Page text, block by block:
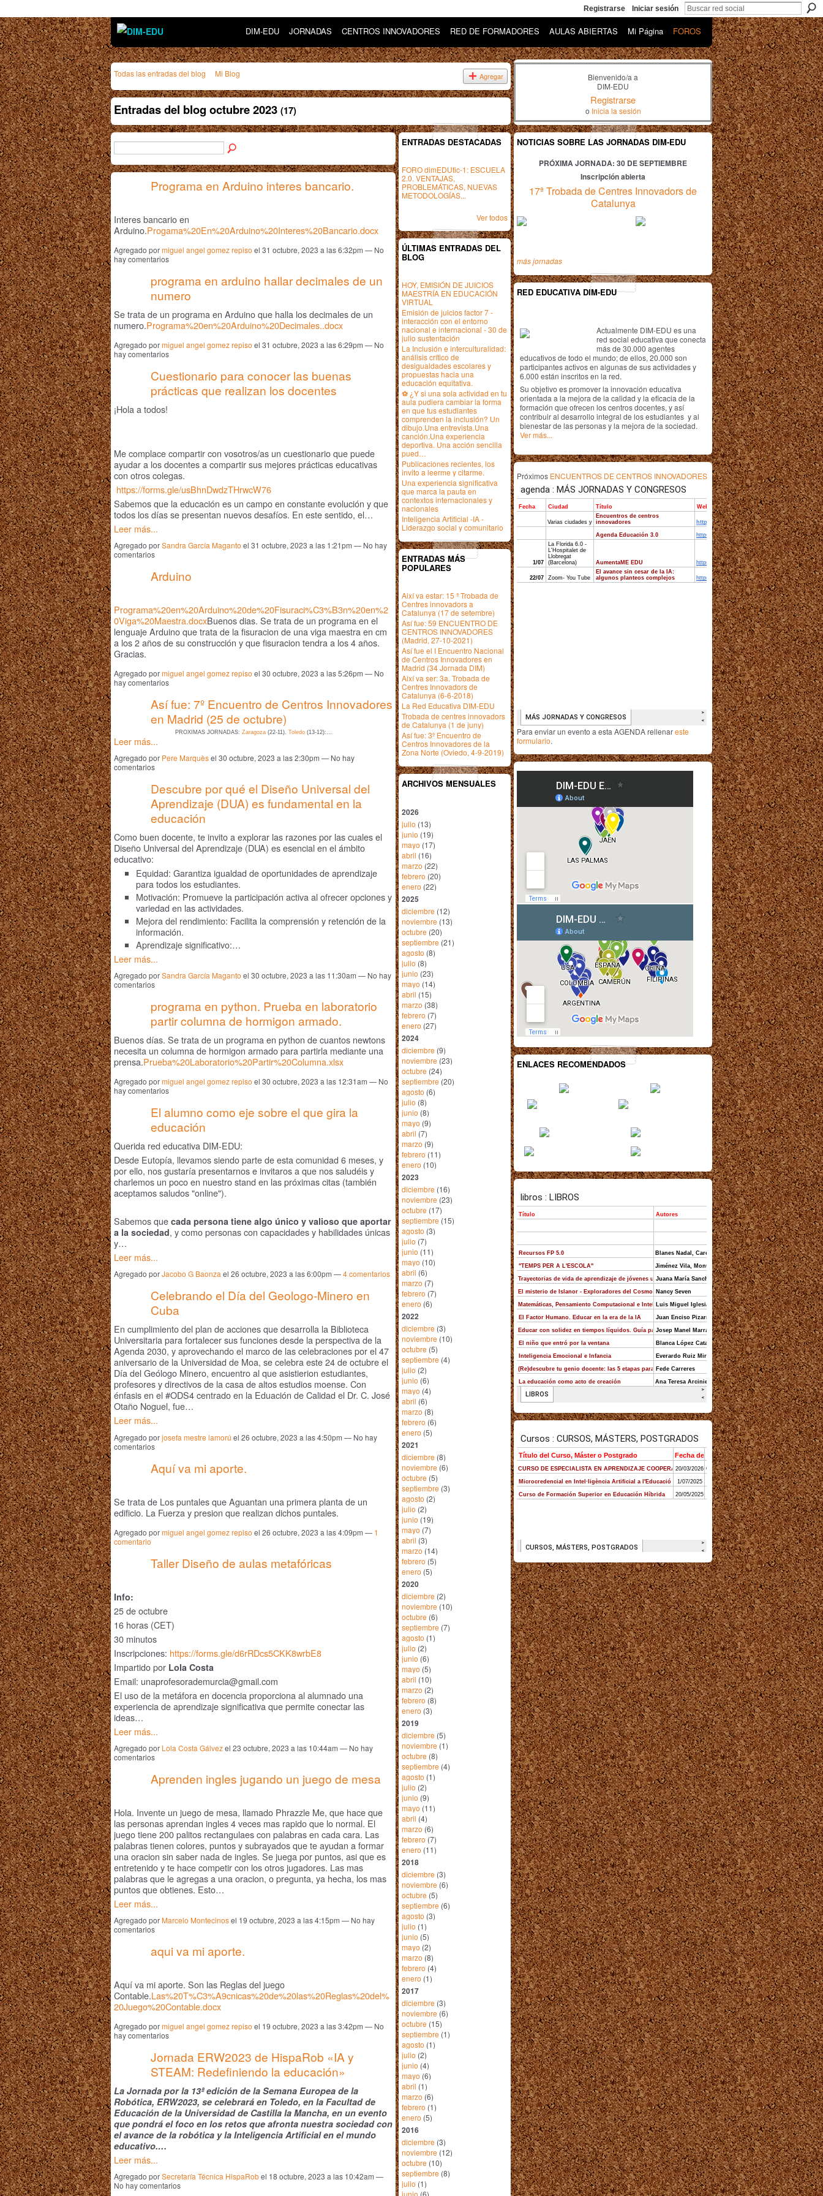
Registrarse Iniciar sesión
DIM-EDU JORNADAS CENTROS INNOVADORES RED DE FORMADORES AULAS ABIERTAS Mi Página FOROS
Todas las entradas del blog Mi Blog Agregar
Entradas del blog octubre 2023 (17)
Programa en Arduino interes bancario.
Interes bancario en
Arduino.Progama%20En%20Arduino%20Interes%20Bancario.docx
Agregado pormiguel angel gomez repiso el 31 octubre, 2023 a las 6:32pm — No
hay comentarios
programa en arduino hallar decimales de un
numero
Se trata de un programa en Arduino que halla los decimales de un
numero.Programa%20en%20Arduino%20Decimales..docx
Agregado pormiguel angel gomez repiso el 31 octubre, 2023 a las 6:29pm — No
hay comentarios
Cuestionario para conocer las buenas
prácticas que realizan los docentes
¡Hola a todos!
Me complace compartir con vosotros/as un cuestionario que puede
ayudar a los docentes a compartir sus mejores prácticas educativas
con otros colegas.
https://forms.gle/usBhnDwdzTHrwcW76
Sabemos que la educación es un campo en constante evolución y que
todos los días se presentan nuevos desafíos. En este sentido, el…
Leer más...
Agregado porSandra García Maganto el 31 octubre, 2023 a las 1:21pm — No hay
comentarios
Arduino
Programa%20en%20Arduino%20de%20Fisuraci%C3%B3n%20en%2
0Viga%20Maestra.docxBuenos dias. Se trata de un programa en el
lenguaje Arduino que trata de la fisuracion de una viga maestra en cm
a los 2 años de su construcción y que fisuracion tendra a los 4 años.
Gracias.
Agregado pormiguel angel gomez repiso el 30 octubre, 2023 a las 5:26pm — No
hay comentarios
Así fue: 7º Encuentro de Centros Innovadores
en Madrid (25 de octubre)
PRÓXIMAS JORNADAS: Zaragoza(22-11). Toledo(13-12):…
Leer más...
Agregado por Pere Marquèsel 30 octubre, 2023 a las 2:30pm — No hay
comentarios
Descubre por qué el Diseño Universal del
Aprendizaje (DUA) es fundamental en la
educación
Como buen docente, te invito a explorar las razones por las cuales el
Diseño Universal del Aprendizaje (DUA) es esencial en el ámbito
educativo:
Equidad: Garantiza igualdad de oportunidades de aprendizaje
para todos los estudiantes.
Motivación: Promueve la participación activa al ofrecer opciones y
variedad en las actividades.
Mejora del rendimiento: Facilita la comprensión y retención de la
información.
Aprendizaje significativo:…
Leer más...
Agregado porSandra García Maganto el 30 octubre, 2023 a las 11:30am — No hay
comentarios
programa en python. Prueba en laboratorio
partir columna de hormigon armado.
Buenos días. Se trata de un programa en python de cuantos newtons
necesita un columna de hormigon armado para partirla mediante una
prensa.Prueba%20Laboratorio%20Partir%20Columna.xlsx
Agregado pormiguel angel gomez repiso el 30 octubre, 2023 a las 12:31am — No
hay comentarios
El alumno como eje sobre el que gira la
educación
Querida red educativa DIM-EDU:
Desde Eutopía, llevamos siendo parte de esta comunidad 6 meses, y
por ello, nos gustaría presentarnos e invitaros a que nos saludéis y
charlemos un poco en nuestro stand en las próximas citas (también
aceptamos saludos "online").
Sabemos que cada persona tiene algo único y valioso que aportar
a la sociedad, y como personas con capacidades y habilidades únicas
y…
Leer más...
Agregado porJacobo G Baonzael 26 octubre, 2023 a las 6:00pm —4comentarios
Celebrando el Día del Geologo-Minero en
Cuba
En cumplimiento del plan de acciones que desarrolla la Biblioteca
Universitaria para fortalecer sus funciones desde la perspectiva de la
Agenda 2030, y aprovechando el marco de las celebraciones por el 47
aniversario de la Universidad de Moa, se celebra este 24 de octubre el
Día del Geólogo Minero, encuentro al que asistierion estudiantes,
profesores y directivos de la casa de altos estudios moense. Con
énfasis en el #ODS4 centrado en la Eduación de Calidad el Dr. C. José
Otaño Noguel, fue…
Leer más...
Agregado porjosefa mestre lamorú el 26 octubre, 2023 a las 4:50pm — No hay
comentarios
Aquí va mi aporte.
Se trata de Los puntales que Aguantan una primera planta de un
edificio. La Fuerza y presion que realizan dichos puntales.
Agregado pormiguel angel gomez repiso el 26 octubre, 2023 a las 4:09pm — 1
comentario
Taller Diseño de aulas metafóricas
Info:
25 de octubre
16 horas (CET)
30 minutos
Inscripciones: https://forms.gle/d6rRDcs5CKK8wrbE8
Impartido por Lola Costa
Email: unaprofesorademurcia@gmail.com
El uso de la metáfora en docencia proporciona al alumnado una
experiencia de aprendizaje significativa que permite conectar las
ideas…
Leer más...
Agregado por Lola Costa Gálvezel 23 octubre, 2023 a las 10:44am — No hay
comentarios
Aprenden ingles jugando un juego de mesa
Hola. Invente un juego de mesa, llamado Phrazzle Me, que hace que
las personas aprendan ingles 4 veces mas rapido que lo normal. El
juego tiene 200 palitos rectangulaes con palabras en cada cara. Las
palabras tienen colores, puntos y subrayados que te ayudan a formar
una oracion sin saber nada de ingles. Se juega por puntos, asi que es
entretenido y te hace competir con los otros jugadores. Las mas
palabras que le agregas a una oracion, o pregunta, ya hecha, los mas
puntos que obtienes. Esto…
Leer más...
Agregado por Marcelo Montecinosel 19 octubre, 2023 a las 4:15pm — No hay
comentarios
aqui va mi aporte.
Aquí va mi aporte. Son las Reglas del juego
Contable.Las%20T%C3%A9cnicas%20de%20las%20Reglas%20del%
20Juego%20Contable.docx
Agregado pormiguel angel gomez repiso el 19 octubre, 2023 a las 3:42pm — No
hay comentarios
Jornada ERW2023 de HispaRob «IA y
STEAM: Redefiniendo la educación»
La Jornada por la 13ª edición de la Semana Europea de la
Robótica, ERW2023, se celebrará en Toledo, en la Facultad de
Educación de la Universidad de Castilla la Mancha, en un evento
que pondrá el foco en los retos que afronta nuestra sociedad con
el avance de la robótica y la Inteligencia Artificial en el mundo
educativo.…
Leer más...
Agregado porSecretaría Técnica HispaRobel 18 octubre, 2023 a las 10:42am —
No hay comentarios
ENTRADAS DESTACADAS
FORO dimEDUtic-1: ESCUELA
2.0. VENTAJAS,
PROBLEMÁTICAS, NUEVAS
METODOLOGÍAS...
Ver todos
ÚLTIMAS ENTRADAS DEL
BLOG
HOY, EMISIÓN DE JUICIOS
MAESTRÍA EN EDUCACIÓN
VIRTUAL
Emisión de juicios factor 7 -
interacción con el entorno
nacional e internacional - 30 de
julio sustentación
La Inclusión e interculturalidad:
análisis crítico de
desigualdades escolares y
propuestas hacia una
educación equitativa.
⚽ ¿Y si una sola actividad en tu
aula pudiera cambiar la forma
en que tus estudiantes
comprenden la inclusión? Un
dibujo.Una entrevista.Una
canción.Una experiencia
deportiva. Una acción sencilla
pued…
Publicaciones recientes, los
invito a leerme y citarme.
Una experiencia significativa
que marca la pauta en
contextos internacionales y
nacionales
Inteligencia Artificial -IA -
Liderazgo social y comunitario
ENTRADAS MÁS
POPULARES
Així va estar: 15 ª Trobada de
Centres innovadors a
Catalunya (17 de setembre)
Así fue: 59 ENCUENTRO DE
CENTROS INNOVADORES
(Madrid, 27-10-2021)
Así fue el I Encuentro Nacional
de Centros Innovadores en
Madrid (34 Jornada DIM)
Així va ser: 3a. Trobada de
Centres Innovadors de
Catalunya (6-6-2018)
La Red Educativa DIM-EDU
Trobada de centres innovadors
de Catalunya (1 de juny)
Así fue: 3º Encuentro de
Centros Innovadores de la
Zona Norte (Oviedo, 4-9-2019)
ARCHIVOS MENSUALES
2026
julio (13)
junio (19)
mayo (17)
abril (16)
marzo (22)
febrero (20)
enero (22)
2025
diciembre (12)
noviembre (13)
octubre (20)
septiembre (21)
agosto (8)
julio (8)
junio (23)
mayo (14)
abril (15)
marzo (38)
febrero (7)
enero (27)
2024
diciembre (9)
noviembre (23)
octubre (24)
septiembre (20)
agosto (6)
julio (8)
junio (8)
mayo (9)
abril (7)
marzo (9)
febrero (11)
enero (10)
2023
diciembre (16)
noviembre (23)
octubre (17)
septiembre (15)
agosto (3)
julio (7)
junio (11)
mayo (10)
abril (6)
marzo (7)
febrero (7)
enero (6)
2022
diciembre (3)
noviembre (10)
octubre (5)
septiembre (4)
julio (2)
junio (6)
mayo (4)
abril (6)
marzo (8)
febrero (6)
enero (5)
2021
diciembre (8)
noviembre (6)
octubre (5)
septiembre (3)
agosto (2)
julio (2)
junio (19)
mayo (7)
abril (3)
marzo (14)
febrero (5)
enero (5)
2020
diciembre (2)
noviembre (10)
octubre (6)
septiembre (7)
agosto (1)
julio (2)
junio (6)
mayo (5)
abril (10)
marzo (2)
febrero (8)
enero (3)
2019
diciembre (5)
noviembre (1)
octubre (8)
septiembre (4)
agosto (1)
julio (2)
junio (9)
mayo (11)
abril (4)
marzo (6)
febrero (7)
enero (11)
2018
diciembre (3)
noviembre (6)
octubre (5)
septiembre (6)
agosto (3)
julio (1)
junio (5)
mayo (2)
marzo (8)
febrero (4)
enero (1)
2017
diciembre (3)
noviembre (6)
octubre (15)
septiembre (1)
agosto (1)
julio (2)
junio (4)
mayo (6)
abril (1)
marzo (6)
febrero (1)
enero (5)
2016
diciembre (3)
noviembre (12)
octubre (10)
septiembre (8)
julio (1)
junio (6)
Bienvenido/a a
DIM-EDU
Registrarse
o Inicia la sesión
NOTICIAS SOBRE LAS JORNADAS DIM-EDU
PRÓXIMA JORNADA: 30 DE SEPTIEMBRE
Inscripción abierta
17ª Trobada de Centres Innovadors de
Catalunya
más jornadas
RED EDUCATIVA DIM-EDU
Actualmente DIM-EDU es una
red social educativa que conecta
más de 30.000 agentes
educativos de todo el mundo; de ellos, 20.000 son
participantes activos en algunas de sus actividades y
6.000 están inscritos en la red.
Su objetivo es promover la innovación educativa
orientada a la mejora de la calidad y la eficacia de la
formación que ofrecen los centros docentes, y así
contribuir al desarrollo integral de los estudiantes y al
bienestar de las personas y la mejora de la sociedad.
Ver más...
Próximos ENCUENTROS DE CENTROS INNOVADORES
Para enviar un evento a esta AGENDA rellenareste
formulario.
ENLACES RECOMENDADOS